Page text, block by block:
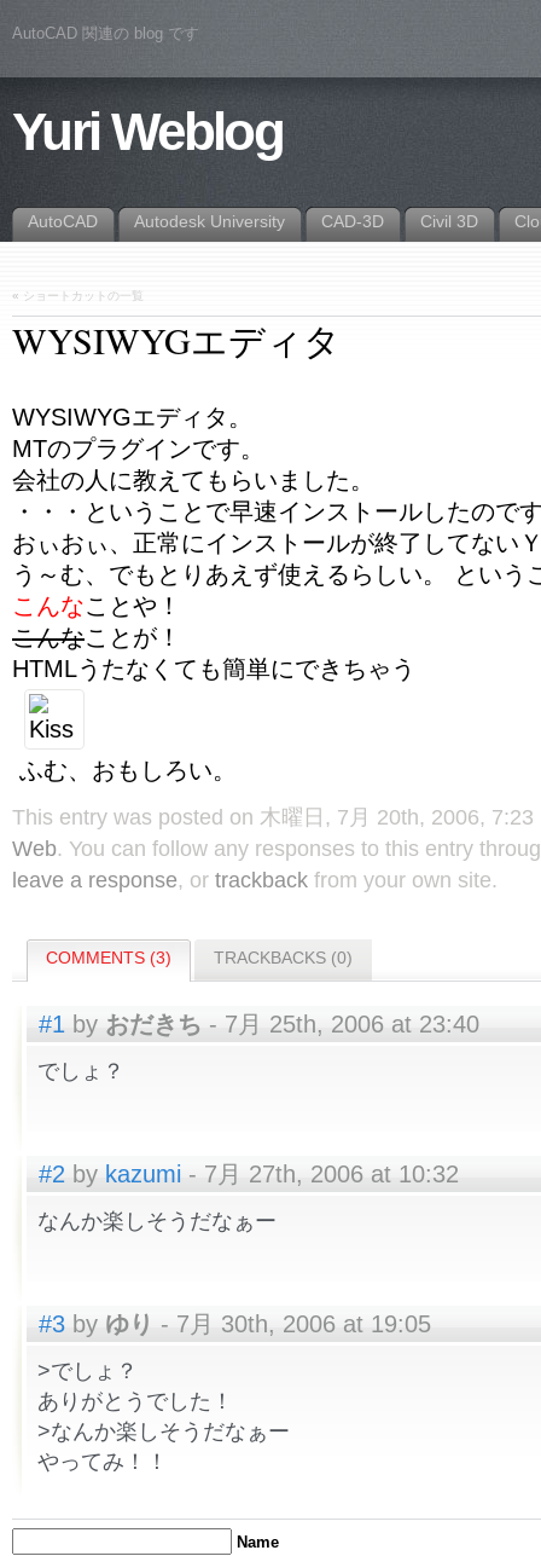
AutoCAD 関連の blog です
Yuri Weblog
AutoCAD Autodesk University CAD-3D Civil 3D
« ショートカットの一覧
WYSIWYGエディタ
WYSIWYGエディタ。
MTのプラグインです。
会社の人に教えてもらいました。
・・・ということで早速インストールしたので
おぃおぃ、正常にインストールが終了してない
う～む、でもとりあえず使えるらしい。 という
こんなことや！
こんなことが！
HTMLうたなくても簡単にできちゃう
ふむ、おもしろい。
This entry was posted on 木曜日, 7月 20th, 2006,
Web. You can follow any responses to this entry
leave a response, or trackback from your own site.
COMMENTS (3) TRACKBACKS (0)
#1 by おだきち - 7月 25th, 2006 at 23:40
でしょ？
#2 by kazumi - 7月 27th, 2006 at 10:32
なんか楽しそうだなぁー
#3 by ゆり - 7月 30th, 2006 at 19:05
>でしょ？
ありがとうでした！
>なんか楽しそうだなぁー
やってみ！！
Name